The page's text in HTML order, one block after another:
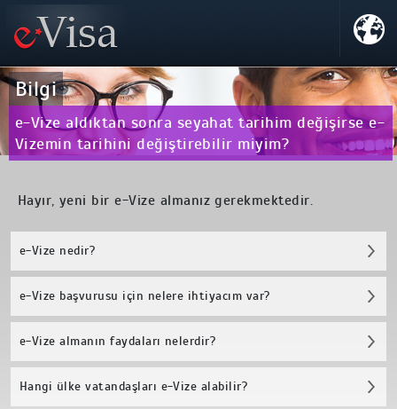
Bilgi
e-Vize aldıktan sonra seyahat tarihim değişirse e-
Vizemin tarihini değiştirebilir miyim?
Hayır, yeni bir e-Vize almanız gerekmektedir.
e-Vize nedir?
e-Vize başvurusu için nelere ihtiyacım var?
e-Vize almanın faydaları nelerdir?
Hangi ülke vatandaşları e-Vize alabilir?